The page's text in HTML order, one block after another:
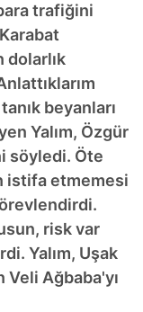
trafiğini
dolarlık
beyanları
Yalım, Özgür
söyledi. Öte
istifa etmemesi
risk var
Yalım, Uşak
Ağbaba'yı